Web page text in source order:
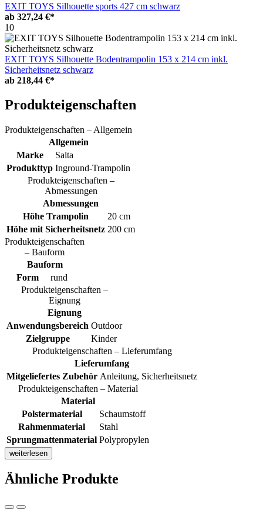
EXIT TOYS Silhouette sports 427 cm schwarz
ab 327,24 €*
10
EXIT TOYS Silhouette Bodentrampolin 153 x 214 cm inkl.
Sicherheitsnetz schwarz
ab 218,44 €*
Produkteigenschaften
Produkteigenschaften – Allgemein
Allgemein
Marke
Salta
Produkttyp Inground-Trampolin
Produkteigenschaften –
Abmessungen
Abmessungen
Höhe Trampolin
20 cm
Höhe mit Sicherheitsnetz 200 cm
Produkteigenschaften
– Bauform
Bauform
Form
rund
Produkteigenschaften –
Eignung
Eignung
Anwendungsbereich Outdoor
Zielgruppe
Kinder
Produkteigenschaften – Lieferumfang
Lieferumfang
Mitgeliefertes Zubehör Anleitung, Sicherheitsnetz
Produkteigenschaften – Material
Material
Polstermaterial
Schaumstoff
Rahmenmaterial
Stahl
Sprungmattenmaterial Polypropylen
weiterlesen
Ähnliche Produkte